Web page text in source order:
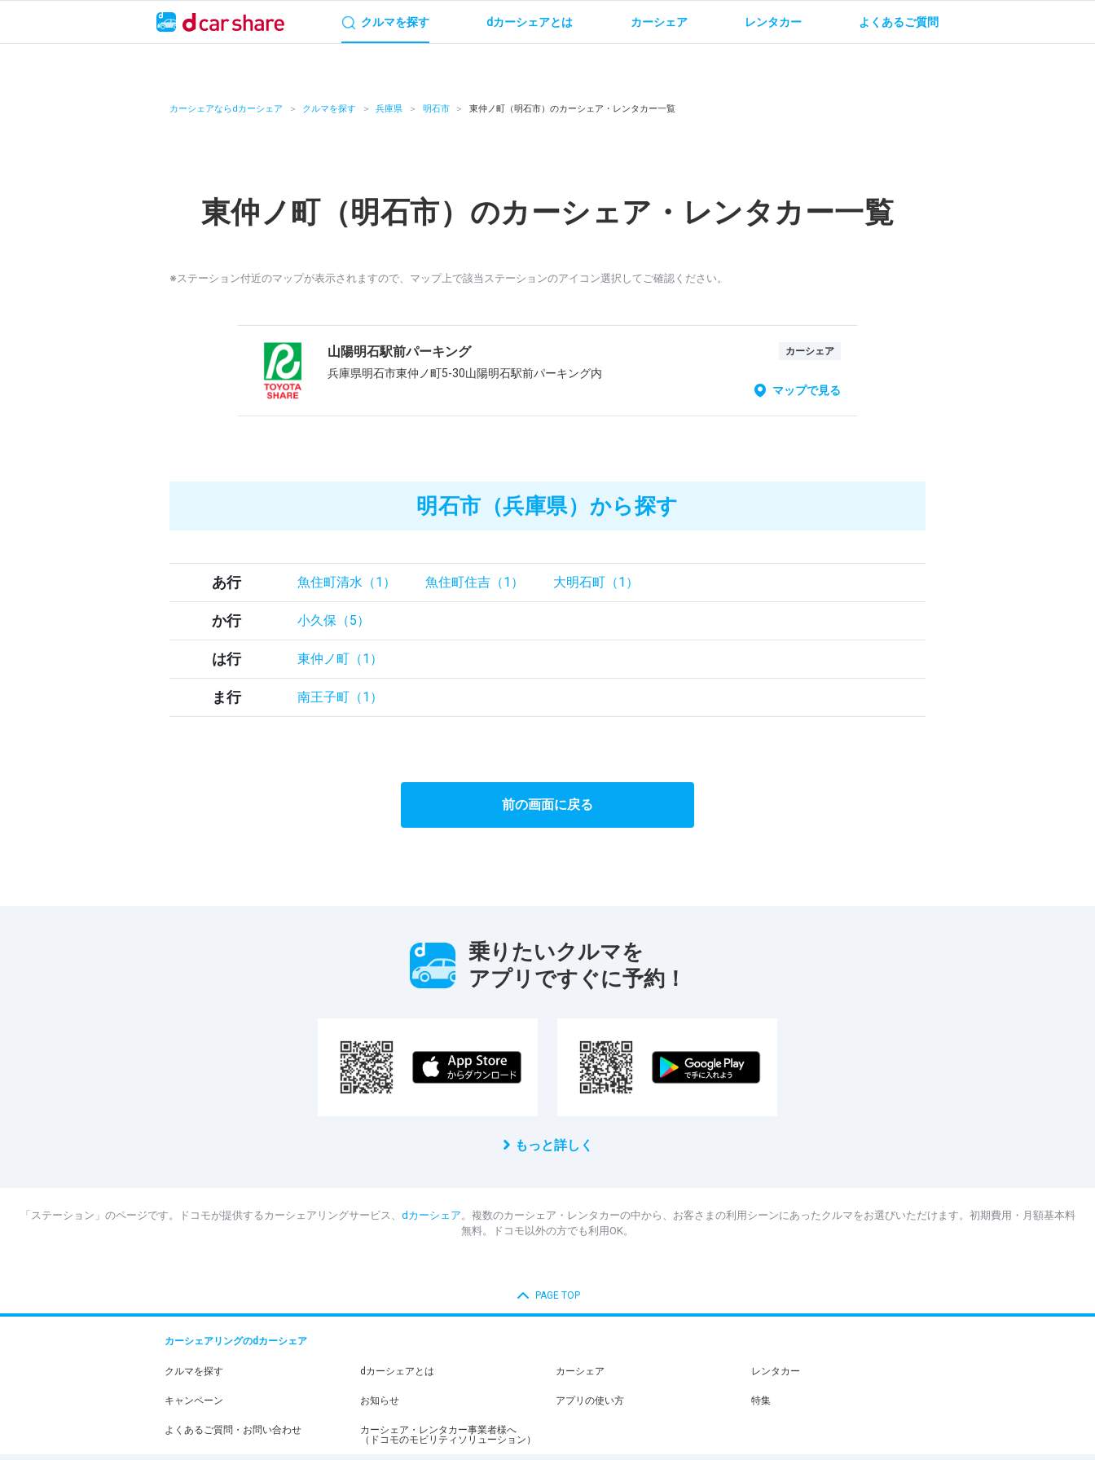
クルマを探す dカーシェアとは カーシェア レンタカー よくあるご質問
カーシェアならdカーシェア クルマを探す 兵庫県 明石市 東仲ノ町（明石市）のカーシェア・レンタカー一覧
東仲ノ町（明石市）のカーシェア・レンタカー一覧
※ステーション付近のマップが表示されますので、マップ上で該当ステーションのアイコン選択してご確認ください。
山陽明石駅前パーキング カーシェア
兵庫県明石市東仲ノ町5-30山陽明石駅前パーキング内
マップで見る
明石市（兵庫県）から探す
あ行 魚住町清水（1） 魚住町住吉（1） 大明石町（1）
か行 小久保（5）
は行 東仲ノ町（1）
ま行 南王子町（1）
前の画面に戻る
乗りたいクルマを
アプリですぐに予約！
もっと詳しく
「ステーション」のページです。ドコモが提供するカーシェアリングサービス、 dカーシェア。複数のカーシェア・レンタカーの中から、お客さまの利用シーンにあったクルマをお選びいただけます。初期費用・月額基本料
無料。ドコモ以外の方でも利用OK。
PAGE TOP
カーシェアリングのdカーシェア
クルマを探す dカーシェアとは カーシェア レンタカー
キャンペーン お知らせ アプリの使い方 特集
よくあるご質問・お問い合わせ
カーシェア・レンタカー事業者様へ
（ドコモのモビリティソリューション）
よくあるご質問・お問い合わせ